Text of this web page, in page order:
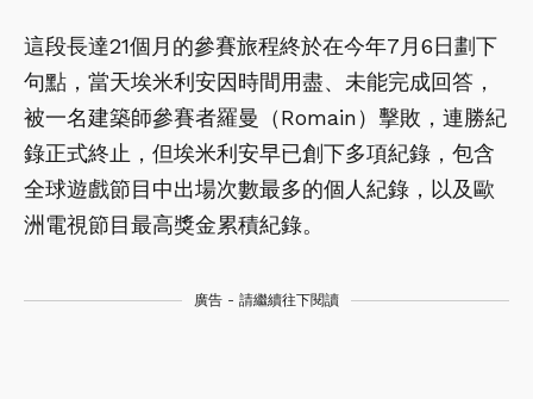
這段長達21個月的參賽旅程終於在今年7月6日劃下
句點，當天埃米利安因時間用盡、未能完成回答，
被一名建築師參賽者羅曼（Romain）擊敗，連勝紀
錄正式終止，但埃米利安早已創下多項紀錄，包含
全球遊戲節目中出場次數最多的個人紀錄，以及歐
洲電視節目最高獎金累積紀錄。
廣告 - 請繼續往下閱讀